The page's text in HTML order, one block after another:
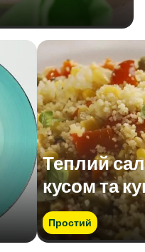
Теплий
кусом та
Простий